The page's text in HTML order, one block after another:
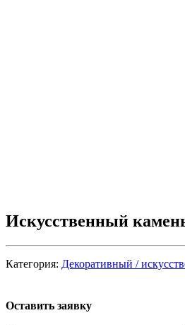
Искусственный
Категория: Декоративный /
Оставить заявку